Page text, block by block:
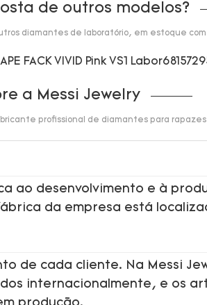
de outros modelos?
diamantes de laboratório, em estoque
a Messi Jewelry
profissional de diamantes para rapazes
ao desenvolvimento e à
da empresa está
de cada cliente. Na Messi
internacionalmente, e os